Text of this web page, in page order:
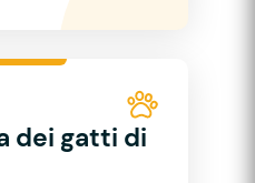
dei gatti di